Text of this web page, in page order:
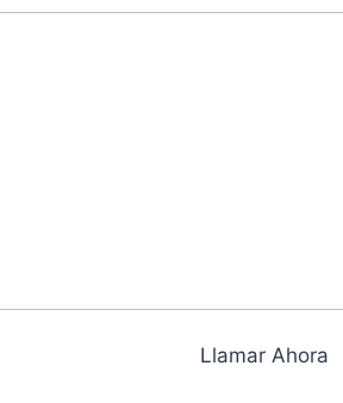
Llamar Ahora